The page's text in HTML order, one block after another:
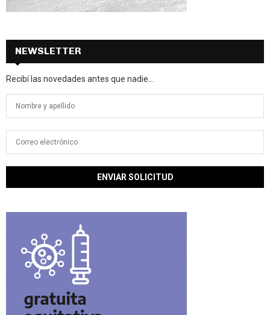
NEWSLETTER
Recibí las novedades antes que nadie...